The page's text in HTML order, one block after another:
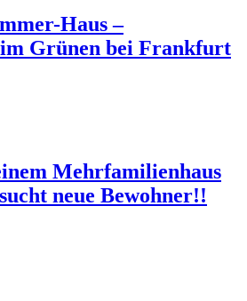
Haus –
Grünen bei Frankfurt
Mehrfamilienhaus
neue Bewohner!!